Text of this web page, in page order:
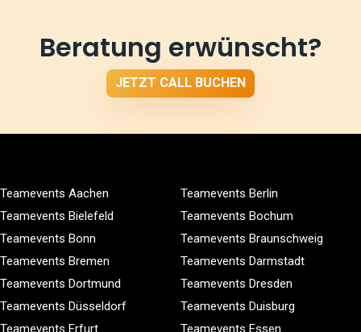
Beratung erwünscht?
JETZT CALL BUCHEN
Teamevents Aachen
Teamevents Berlin
Teamevents Bielefeld
Teamevents Bochum
Teamevents Bonn
Teamevents Braunschweig
Teamevents Bremen
Teamevents Darmstadt
Teamevents Dortmund
Teamevents Dresden
Teamevents Düsseldorf
Teamevents Duisburg
Teamevents Erfurt
Teamevents Essen